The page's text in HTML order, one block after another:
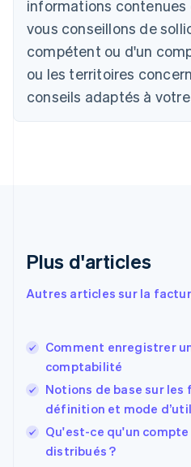
informations contenues
vous conseillons de
compétent ou d'un
ou les territoires
conseils adaptés à
Plus d'articles
Autres articles sur la
Comment enregistrer
comptabilité
Notions de base sur les
définition et mode
Qu'est-ce qu'un compte
distribués ?
English
Canada
English Français
Chine continentale
简体中文English
Chypre
Croatie
Estonie
États-Unis
EnglishSvenska
France
Français
Gibraltar
English
Grèce
English
Hongrie